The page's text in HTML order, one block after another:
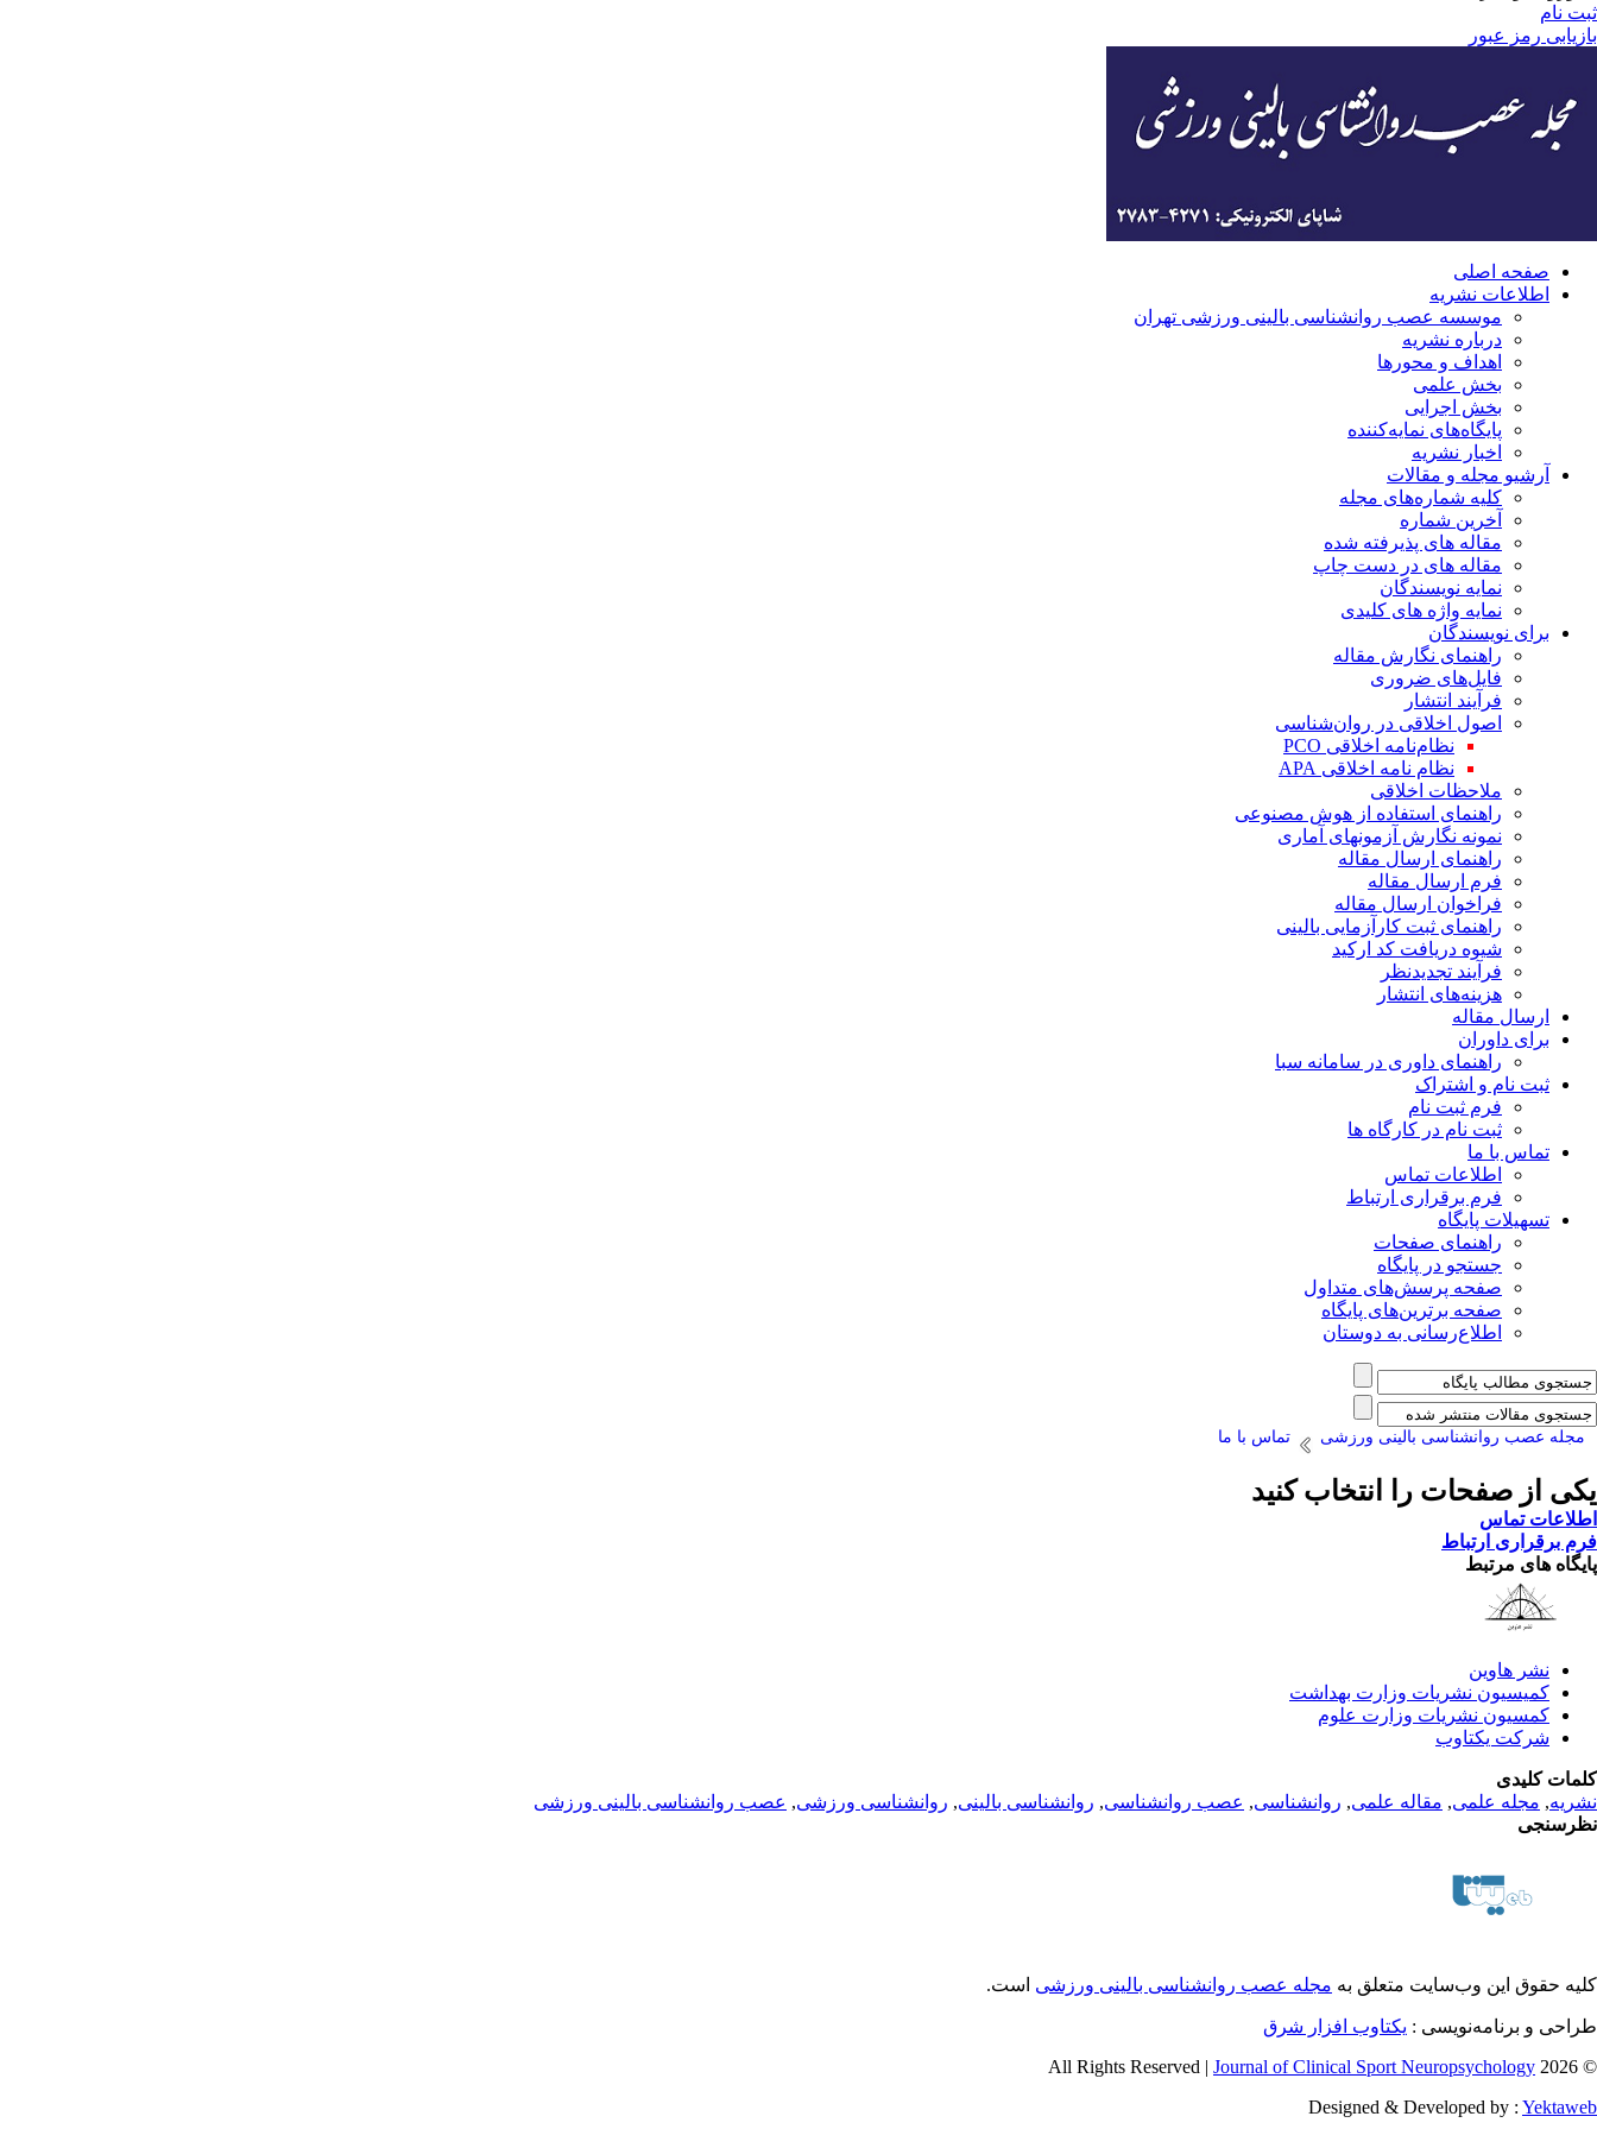
ثبت نام
بازیابی رمز عبور
صفحه اصلی
اطلاعات نشریه
موسسه عصب روانشناسی بالینی ورزشی تهران
درباره نشریه
اهداف و محورها
بخش علمی
بخش اجرایی
‌پایگاه‌های نمایه‌کننده
اخبار نشریه
آرشیو مجله و مقالات
کلیه شماره‌های مجله
آخرین شماره
مقاله های پذیرفته شده
مقاله های در دست چاپ
نمایه نویسندگان
نمایه واژه های کلیدی
برای نویسندگان
راهنمای نگارش مقاله
فایل‌های ضروری
فرآیند انتشار
اصول اخلاقی در روان‌شناسی
نظام‌نامه اخلاقی PCO
نظام نامه اخلاقی APA
ملاحظات اخلاقی
راهنمای استفاده از هوش مصنوعی
نمونه نگارش آزمونهای آماری
راهنمای ارسال مقاله
فرم ارسال مقاله
فراخوان ارسال مقاله
راهنمای ثبت کارآزمایی بالینی
شیوه دریافت کد ارکید
فرآیند تجدیدنظر
هزینه‌های انتشار
ارسال مقاله
برای داوران
راهنمای داوری در سامانه سبا
ثبت نام و اشتراک
فرم ثبت نام
ثبت نام در کارگاه ها
تماس با ما
اطلاعات تماس
فرم برقراری ارتباط
تسهیلات پایگاه
راهنمای صفحات
جستجو در پایگاه
صفحه پرسش‌های متداول
صفحه برترین‌های پایگاه
اطلاع‌رسانی به دوستان
مجله عصب روانشناسی بالینی ورزشی تماس با ما
یکی از صفحات را انتخاب کنید
اطلاعات تماس
فرم برقراری ارتباط
پایگاه های مرتبط
نشر هاوین
کمیسیون نشریات وزارت بهداشت
کمسیون نشریات وزارت علوم
شرکت یکتاوب
کلمات کلیدی
نشریه, مجله علمی, مقاله علمی, روانشناسی, عصب روانشناسی, روانشناسی بالینی, روانشناسی ورزشی, عصب روانشناسی بالینی ورزشی
نظرسنجی
کلیه حقوق این وب‌سایت متعلق به مجله عصب روانشناسی بالینی ورزشی است.
طراحی و برنامه‌نویسی : یکتاوب افزار شرق
© 2026 All Rights Reserved |
Journal of Clinical Sport Neuropsychology
Designed & Developed by : Yektaweb